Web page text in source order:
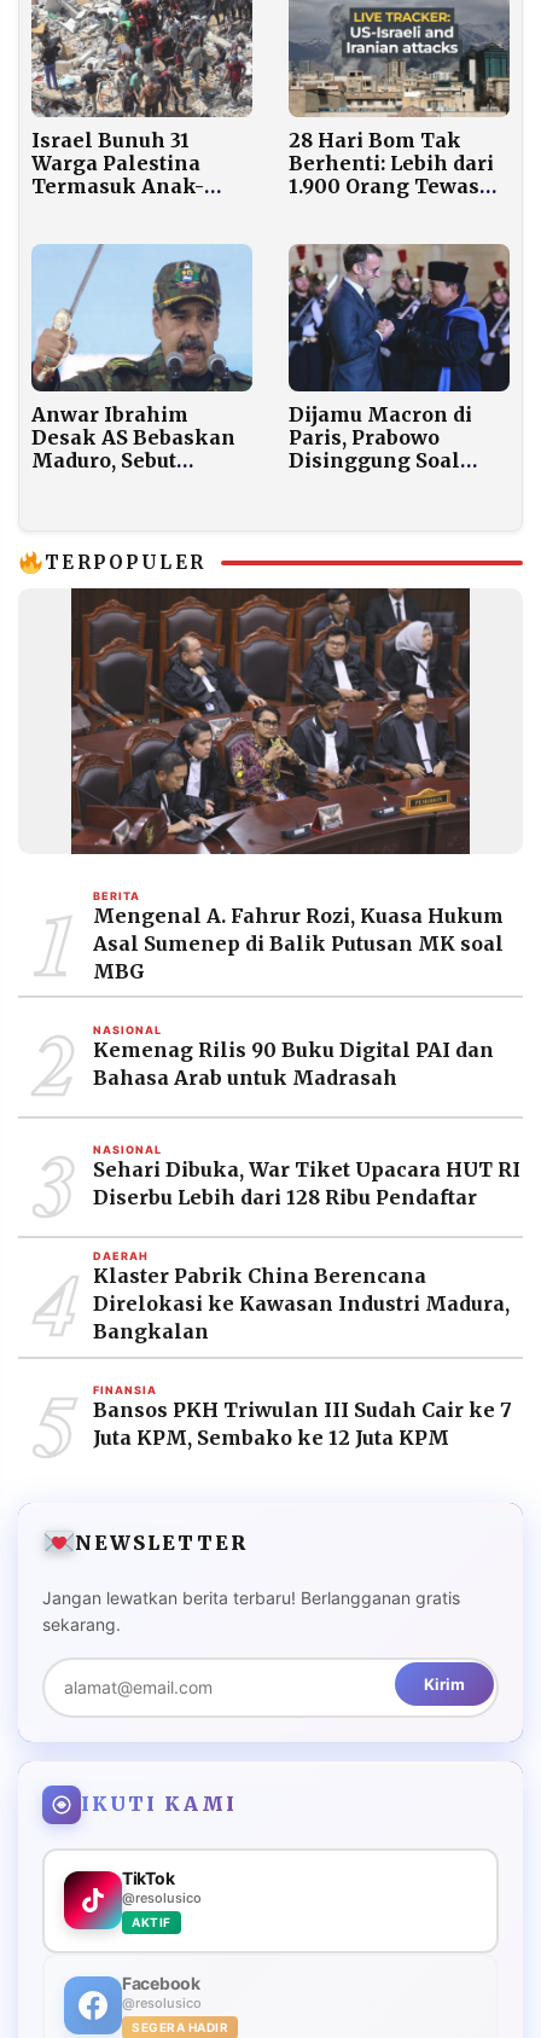
Israel Bunuh 31
Warga Palestina
Termasuk Anak-
28 Hari Bom Tak
Berhenti: Lebih dari
1.900 Orang Tewas
Anwar Ibrahim
Desak AS Bebaskan
Maduro, Sebut
Dijamu Macron di
Paris, Prabowo
Disinggung Soal
TERPOPULER
1 BERITA
Mengenal A. Fahrur Rozi, Kuasa Hukum
Asal Sumenep di Balik Putusan MK soal
MBG
2 NASIONAL
Kemenag Rilis 90 Buku Digital PAI dan
Bahasa Arab untuk Madrasah
3 NASIONAL
Sehari Dibuka, War Tiket Upacara HUT RI
Diserbu Lebih dari 128 Ribu Pendaftar
4 DAERAH
Klaster Pabrik China Berencana
Direlokasi ke Kawasan Industri Madura,
Bangkalan
5 FINANSIA
Bansos PKH Triwulan III Sudah Cair ke 7
Juta KPM, Sembako ke 12 Juta KPM
NEWSLETTER
Jangan lewatkan berita terbaru! Berlangganan gratis
sekarang.
Kirim
IKUTI KAMI
TikTok
@resolusico
AKTIF
Facebook
@resolusico
SEGERA HADIR